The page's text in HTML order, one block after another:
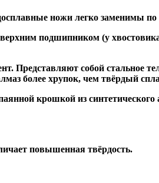
ножи легко заменимы по
подшипником (у
Представляют собой стальное
хрупок, чем твёрдый
крошкой из
повышенная твёрдость.